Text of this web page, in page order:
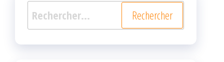
Rechercher :